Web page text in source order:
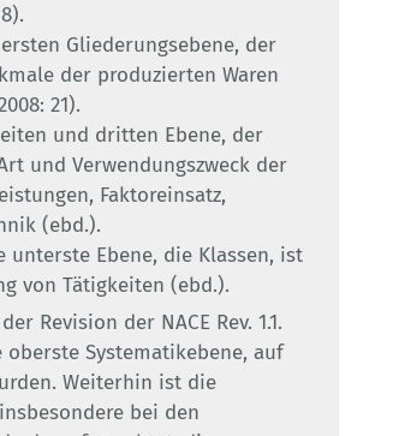
Gliederungsebene, der
der produzierten Waren
21).
und dritten Ebene, der
und Verwendungszweck der
Faktoreinsatz,
(ebd.).
Ebene, die Klassen, ist
von Tätigkeiten (ebd.).
Revision der NACE Rev. 1.1.
Systematikebene, auf
Weiterhin ist die
bei den